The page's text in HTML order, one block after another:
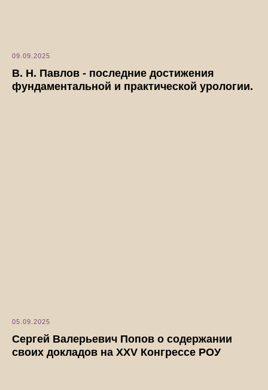
09.09.2025
В. Н. Павлов - последние достижения
фундаментальной и практической урологии.
05.09.2025
Сергей Валерьевич Попов о содержании
своих докладов на XXV Конгрессе РОУ